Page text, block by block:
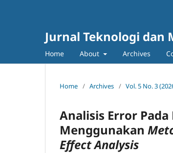
Jurnal Teknologi dan
Home About Archives
Home / Archives / Vol. 5 No. 3
Analisis Error Pada
Menggunakan
Effect Analysis